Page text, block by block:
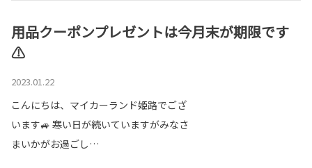
用品クーポンプレゼントは今月末が期限です
⚠
2023.01.22
こんにちは、マイカーランド姫路でござ
います🚙 寒い日が続いていますがみなさ
まいかがお過ごし…